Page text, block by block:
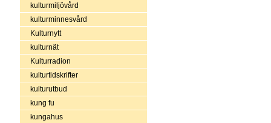
kulturmiljövård
kulturminnesvård
Kulturnytt
kulturnät
Kulturradion
kulturtidskrifter
kulturutbud
kung fu
kungahus